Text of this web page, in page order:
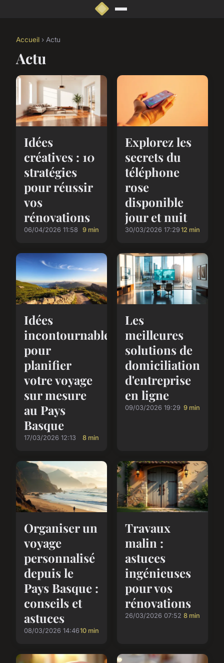
Accueil › Actu
Actu
Idées
créatives : 10
stratégies
pour réussir
vos
rénovations
06/04/2026 11:58 9 min
Explorez les
secrets du
téléphone
rose
disponible
jour et nuit
30/03/2026 17:29 12 min
Idées
incontournables
pour
planifier
votre voyage
sur mesure
au Pays
Basque
17/03/2026 12:13 8 min
Les
meilleures
solutions de
domiciliation
d'entreprise
en ligne
09/03/2026 19:29 9 min
Organiser un
voyage
personnalisé
depuis le
Pays Basque :
conseils et
astuces
08/03/2026 14:4610 min
Travaux
malin :
astuces
ingénieuses
pour vos
rénovations
26/03/2026 07:52 8 min